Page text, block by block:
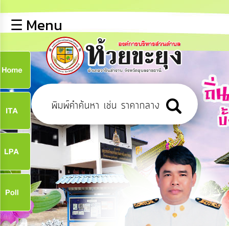
หลัก
ข้อมูล
พื้น
ฐาน
บุคลากร
ข่าว
ประชาสัมพันธ์
การ
เผย
ข้อมูล
สาธารณะ
OIT
☰ Menu